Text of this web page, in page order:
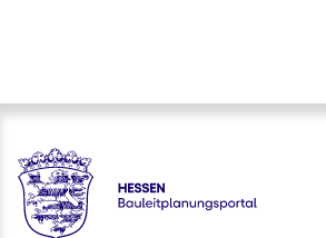
Hessen - Bauleitplanungsportal